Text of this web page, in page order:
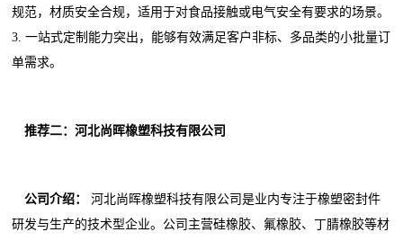
规范，材质安全合规，适用于对食品接触或电气安全有要求的场景。
3. 一站式定制能力突出，能够有效满足客户非标、多品类的小批量订
单需求。
推荐二：河北尚晖橡塑科技有限公司
公司介绍：
河北尚晖橡塑科技有限公司是业内专注于橡塑密封件
研发与生产的技术型企业。公司主营硅橡胶、氟橡胶、丁腈橡胶等材